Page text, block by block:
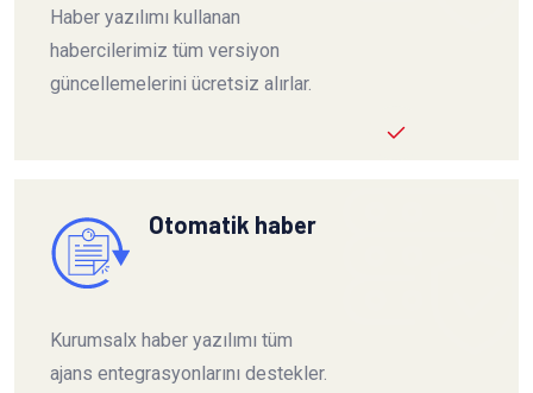
Haber yazılımı kullanan
habercilerimiz tüm versiyon
güncellemelerini ücretsiz alırlar.
Otomatik haber
Kurumsalx haber yazılımı tüm
ajans entegrasyonlarını destekler.